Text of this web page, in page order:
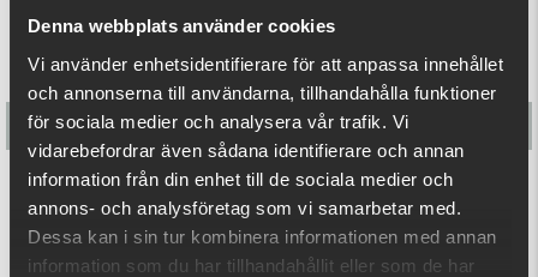
Denna webbplats använder cookies
Vi använder enhetsidentifierare för att anpassa innehållet
och annonserna till användarna, tillhandahålla funktioner
för sociala medier och analysera vår trafik. Vi
vidarebefordrar även sådana identifierare och annan
information från din enhet till de sociala medier och
annons- och analysföretag som vi samarbetar med.
Dessa kan i sin tur kombinera informationen med annan
information som du har tillhandahållit eller som de har
Flöte (Multimete)
79 kr